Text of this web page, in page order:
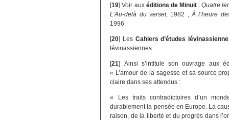
[19]Voir aux éditions de Minuit: Quatre
L’Au-delà du verset, 1982 ;À l’heure
1996.
[20] Les Cahiers d’études
lévinassiennes.
[21] Ainsi s’intitule son ouvrage aux
« L’amour de la sagesse et sa source
claire dans ses attendus :
« Les traits contradictoires d’un
durablement la pensée en Europe. La
raison, de la liberté et du progrès dans